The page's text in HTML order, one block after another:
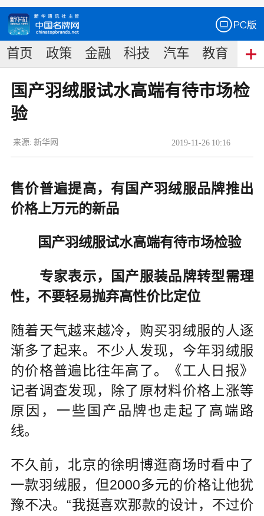
首页 政策 金融 科技 汽车 教育 食
国产羽绒服试水高端有待市场检
验
2019-11-26 10:16
来源: 新华网
售价普遍提高，有国产羽绒服品牌推出
价格上万元的新品
国产羽绒服试水高端有待市场检验
专家表示，国产服装品牌转型需理
性，不要轻易抛弃高性价比定位
随着天气越来越冷，购买羽绒服的人逐
渐多了起来。不少人发现，今年羽绒服
的价格普遍比往年高了。《工人日报》
记者调查发现，除了原材料价格上涨等
原因，一些国产品牌也走起了高端路
线。
不久前，北京的徐明博逛商场时看中了
一款羽绒服，但2000多元的价格让他犹
豫不决。“我挺喜欢那款的设计，不过价